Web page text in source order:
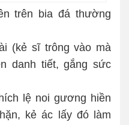
trên bia đá thường
(kẻ sĩ trông vào mà
danh tiết, gắng sức
lệ noi gương hiền
kẻ ác lấy đó làm